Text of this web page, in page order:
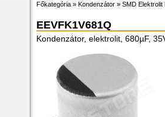
Főkategória » Kondenzátor » SMD
EEVFK1V681Q
Kondenzátor, elektrolit, 680µF,